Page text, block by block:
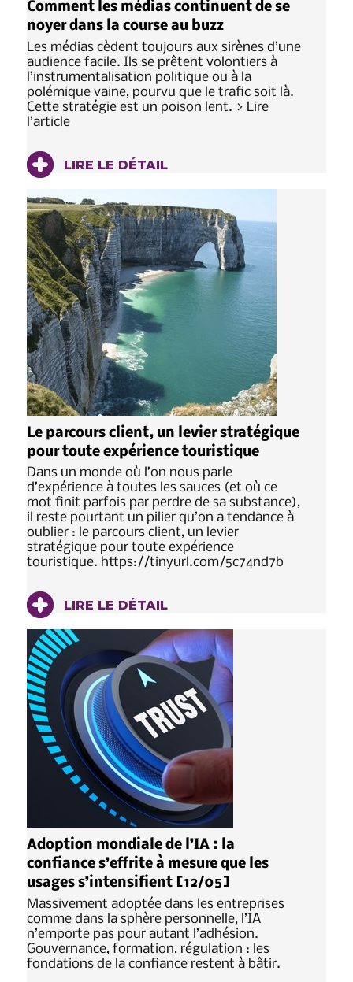
Comment les médias continuent de se
noyer dans la course au buzz
Les médias cèdent toujours aux sirènes d’une
audience facile. Ils se prêtent volontiers à
l’instrumentalisation politique ou à la
polémique vaine, pourvu que le trafic soit là.
Cette stratégie est un poison lent. > Lire
l’article
LIRE LE DÉTAIL
Le parcours client, un levier stratégique
pour toute expérience touristique
Dans un monde où l’on nous parle
d’expérience à toutes les sauces (et où ce
mot finit parfois par perdre de sa substance),
il reste pourtant un pilier qu’on a tendance à
oublier : le parcours client, un levier
stratégique pour toute expérience
touristique. https://tinyurl.com/5c74nd7b
LIRE LE DÉTAIL
Adoption mondiale de l’IA : la
confiance s’effrite à mesure que les
usages s’intensifient [12/05]
Massivement adoptée dans les entreprises
comme dans la sphère personnelle, l’IA
n’emporte pas pour autant l’adhésion.
Gouvernance, formation, régulation : les
fondations de la confiance restent à bâtir.